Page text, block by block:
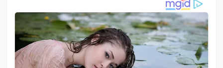
s
i
p
o